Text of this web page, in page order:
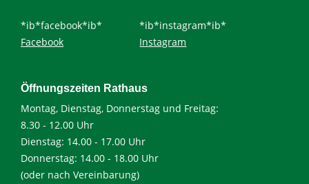
*ib*facebook*ib*
Facebook
*ib*instagram*ib*
Instagram
Öffnungszeiten Rathaus
Montag, Dienstag, Donnerstag und Freitag:
8.30 - 12.00 Uhr
Dienstag: 14.00 - 17.00 Uhr
Donnerstag: 14.00 - 18.00 Uhr
(oder nach Vereinbarung)